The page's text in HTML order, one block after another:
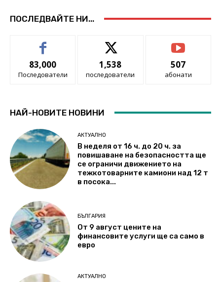
ПОСЛЕДВАЙТЕ НИ...
83,000
Последователи
1,538
последователи
507
абонати
НАЙ-НОВИТЕ НОВИНИ
АКТУАЛНО
В неделя от 16 ч. до 20 ч. за
повишаване на безопасността ще
се ограничи движението на
тежкотоварните камиони над 12 т
в посока...
БЪЛГАРИЯ
От 9 август цените на
финансовите услуги ще са само в
евро
АКТУАЛНО